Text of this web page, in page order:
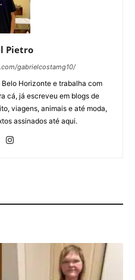
Pietro
gabrielcostamg10/
Horizonte e trabalha com
cá, já escreveu em blogs de
viagens, animais e até moda,
assinados até aqui.